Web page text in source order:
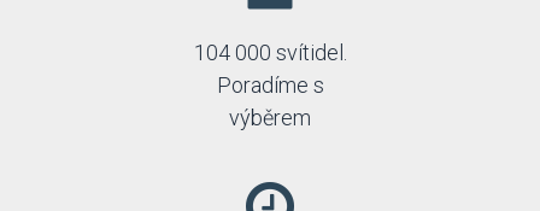
104 000 svítidel.
Poradíme s
výběrem